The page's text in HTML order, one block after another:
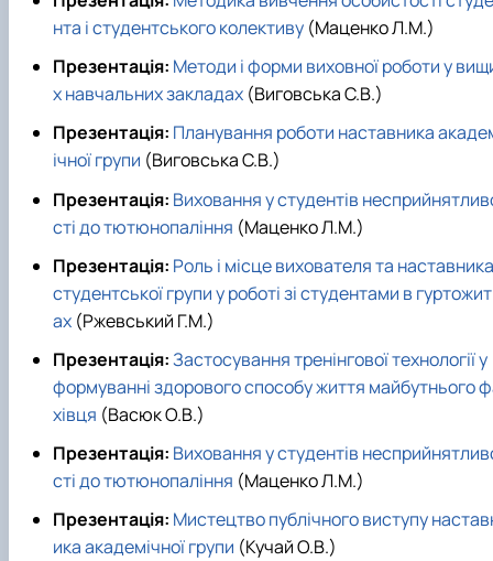
нта і студентського колективу (Маценко Л.М.)
Презентація: Методи і форми виховної роботи у
х навчальних закладах (Виговська С.В.)
Презентація: Планування роботи наставника
ічної групи (Виговська С.В.)
Презентація: Виховання у студентів
сті до тютюнопаління (Маценко Л.М.)
Презентація: Роль і місце вихователя та наставника
студентської групи у роботі зі студентами в
ах (Ржевський Г.М.)
Презентація:Застосування тренінгової технології у
формуванні здорового способу життя майбутнього
хівця (Васюк О.В.)
Презентація: Виховання у студентів
сті до тютюнопаління (Маценко Л.М.)
Презентація: Мистецтво публічного виступу
ика академічної групи (Кучай О.В.)